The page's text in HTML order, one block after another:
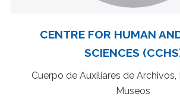
CENTRE FOR HUMAN
SCIENCES
Cuerpo de Auxiliares de
Museos